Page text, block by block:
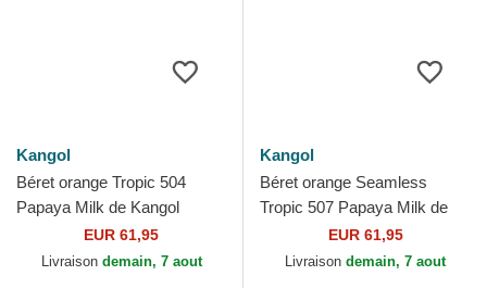
Kangol
Béret orange Tropic 504
Papaya Milk de Kangol
EUR 61,95
Livraison demain, 7 aout
Kangol
Béret orange Seamless
Tropic 507 Papaya Milk de
EUR 61,95
Livraison demain, 7 aout